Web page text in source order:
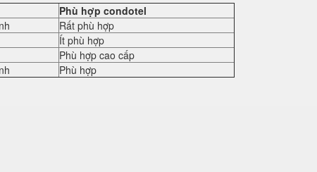
Phù hợp condotel
Rất phù hợp
Ít phù hợp
Phù hợp cao cấp
Phù hợp